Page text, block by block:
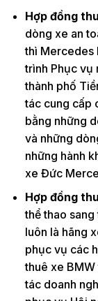
Hợp đồng
dòng xe an
thì Mercedes
trình Phục vụ
thành phố
tác cung cấp
bằng những
và những
những hành
xe Đức
Hợp đồng
thể thao
luôn là hãng
phục vụ các
thuê xe
tác doanh